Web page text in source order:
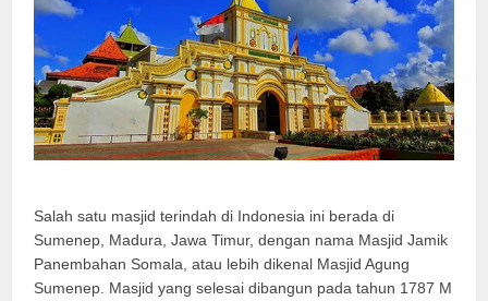
Salah satu masjid terindah di Indonesia ini berada di
Sumenep, Madura, Jawa Timur, dengan nama Masjid Jamik
Panembahan Somala, atau lebih dikenal Masjid Agung
Sumenep. Masjid yang selesai dibangun pada tahun 1787 M